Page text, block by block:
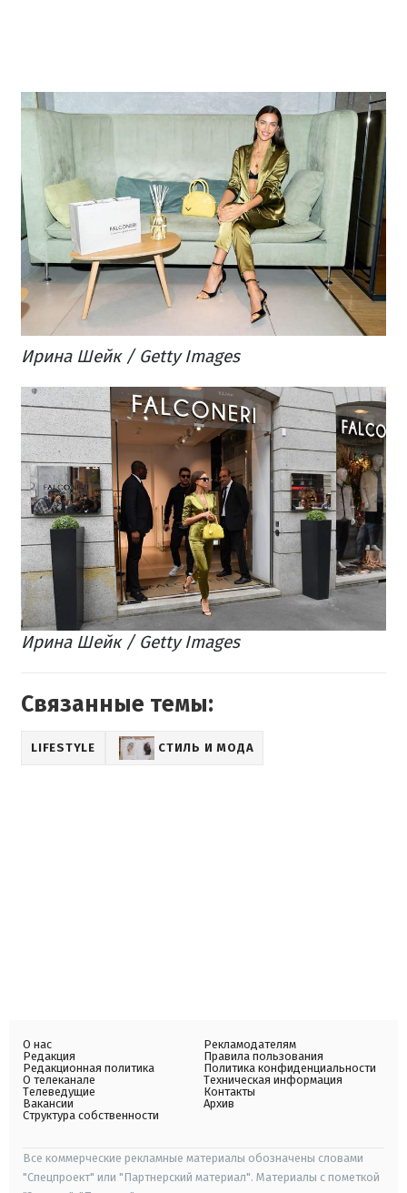
Ирина Шейк / Getty Images
Ирина Шейк / Getty Images
Связанные темы:
LIFESTYLE СТИЛЬ И МОДА
О нас
Редакция
Редакционная политика
О телеканале
Телеведущие
Вакансии
Структура собственности
Рекламодателям
Правила пользования
Политика конфиденциальности
Техническая информация
Контакты
Архив
Все коммерческие рекламные материалы обозначены словами
"Спецпроект" или "Партнерский материал". Материалы с пометкой